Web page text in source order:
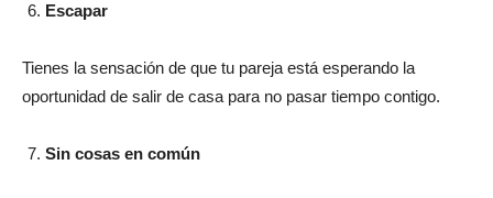
Escapar
Tienes la sensación de que tu pareja está esperando la
oportunidad de salir de casa para no pasar tiempo contigo.
Sin cosas en común